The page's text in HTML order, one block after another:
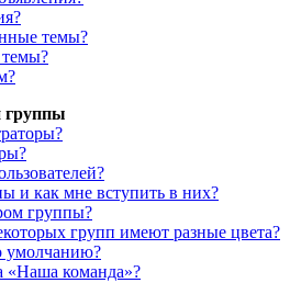
темы?
темы?
группы
и как мне вступить в них?
группы?
групп имеют разные цвета?
умолчанию?
«Наша команда»?